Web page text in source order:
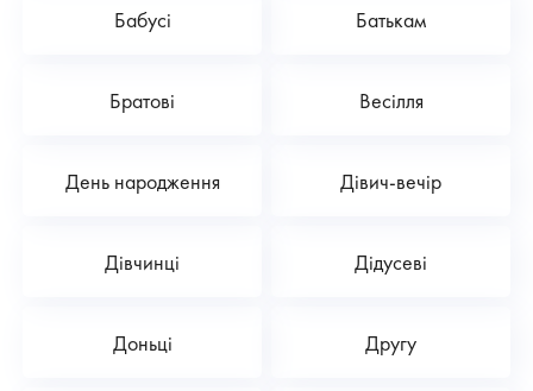
Бабусі Батькам
Братові Весілля
День народження Дівич-вечір
Дівчинці Дідусеві
Доньці Другу